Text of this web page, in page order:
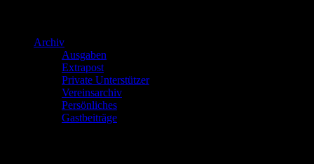
Archiv
Ausgaben
Extrapost
Private Unterstützer
Vereinsarchiv
Persönliches
Gastbeiträge